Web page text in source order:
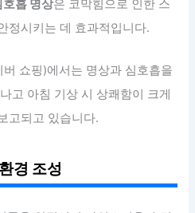
호흡 명상은 코막힘으로 인한 스
정시키는 데 효과적입니다.
쇼핑)에서는 명상과 심호흡을
고 아침 기상 시 상쾌함이 크게
고되고 있습니다.
경 조성